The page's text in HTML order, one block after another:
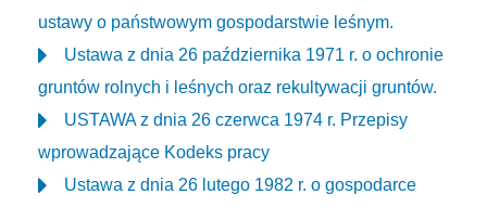
ustawy o państwowym gospodarstwie leśnym.
Ustawa z dnia 26 października 1971 r. o ochronie
gruntów rolnych i leśnych oraz rekultywacji gruntów.
USTAWA z dnia 26 czerwca 1974 r. Przepisy
wprowadzające Kodeks pracy
Ustawa z dnia 26 lutego 1982 r. o gospodarce